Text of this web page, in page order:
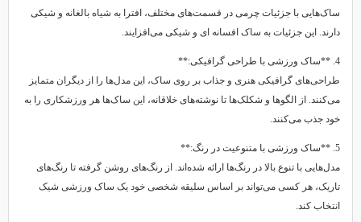
ساک‌هایی با جزئیات چرمی در قسمت‌های مختلف، افترا به شیاه بالغانه و شیکی
دارند. این جزئیات به ساک افسانه ای و شیکی می‌افزایند.
4. **ساک ورزشی با طراحی گرافیکی:**
طراحی‌های گرافیکی هنری و جذاب بر روی ساک، این مدل‌ها را از دیگران متمایز
می‌کنند. از الگوها و شکلک‌ها تا نوشته‌های خلاقانه، این ساک‌ها هر ورزشکاری را به
خود جذب می‌کنند.
5. **ساک ورزشی با متنوعیت در رنگ:**
مدل‌هایی با تنوع بالا در رنگ‌ها ارائه شده‌اند. از رنگ‌های روشن گرفته تا رنگ‌های
تاریک، هر کسی می‌تواند بر اساس سلیقه شخصی خود یک ساک ورزشی شیک
انتخاب کند.